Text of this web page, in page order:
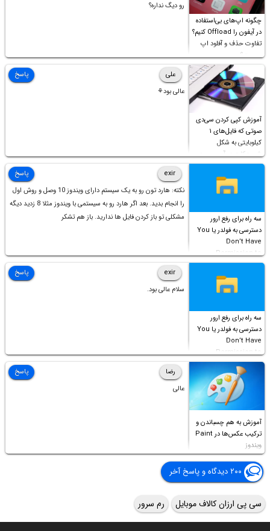
چگونه اپ‌های بی‌استفاده
در آیفون را Offload کنیم؟
تفاوت حذف و آفلود اپ
چیست؟
رو دیگ نداره؟
آموزش کپی کردن سی‌دی
صوتی که فایل‌های ۱
کیلوبایتی به شکل
شورت‌کات در آن موجود
است!
علی
عالی بود⚘
پاسخ
سه راه برای رفع ارور
دسترسی به فولدر یا You
Don’t Have
Permission to
Access this folder
exir
نکته: هارد تون رو به یک سیستم دارای ویندوز 10 وصل و روش اول
را انجام بدید. بعد اگر هارد رو به سیستمی با ویندوز مثلا 8 زدید دیگه
مشکلی تو باز کردن فایل ها ندارید. باز هم تشکر
پاسخ
سه راه برای رفع ارور
دسترسی به فولدر یا You
Don’t Have
Permission to
Access this folder
exir
سلام عالی بود.
پاسخ
آموزش به هم چسباندن و
ترکیب عکس‌ها در Paint
ویندوز
رضا
عالی
پاسخ
۲۰۰ دیدگاه و پاسخ آخر
سی پی ارزان کالاف موبایل رم سرور